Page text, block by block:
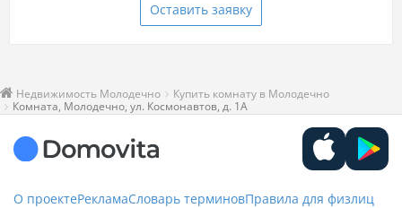
Оставить заявку
Недвижимость Молодечно
Купить комнату в Молодечно
Комната, Молодечно, ул. Космонавтов, д. 1А
О проектеРекламаСловарь терминовПравила для физлиц